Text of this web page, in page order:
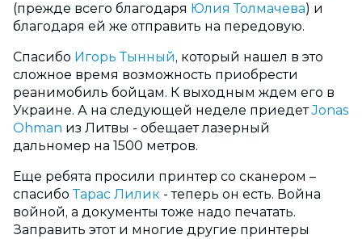
(прежде всего благодаря Юлия Толмачева) и
благодаря ей же отправить на передовую.
Спасибо Игорь Тынный, который нашел в это
сложное время возможность приобрести
реанимобиль бойцам. К выходным ждем его в
Украине. А на следующей неделе приедетJonas
Ohman из Литвы - обещает лазерный
дальномер на 1500 метров.
Еще ребята просили принтер со сканером –
спасибоТарас Лилик - теперь он есть. Война
войной, а документы тоже надо печатать.
Заправить этот и многие другие принтеры